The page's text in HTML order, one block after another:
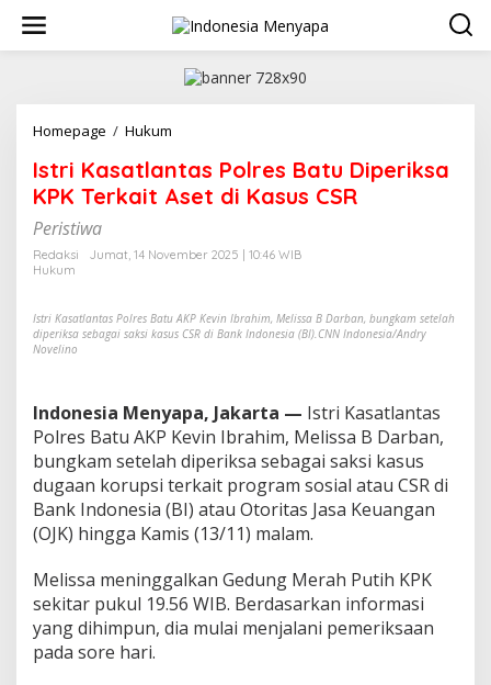
w
Homepage / Hukum
t
r
a
l
a
s
P
o
l
r
e
s
a
t
u
Istri Kasatlantas Polres Batu Diperiksa
KPK Terkait Aset di Kasus CSR
Peristiwa
Redaksi
Jumat, 14 November 2025 | 10:46 WIB
Hukum
Istri Kasatlantas Polres Batu AKP Kevin Ibrahim, Melissa B Darban, bungkam setelah
diperiksa sebagai saksi kasus CSR di Bank Indonesia (BI).CNN Indonesia/Andry
Novelino
Indonesia Menyapa, Jakarta — Istri Kasatlantas
Polres Batu AKP Kevin Ibrahim, Melissa B Darban,
bungkam setelah diperiksa sebagai saksi kasus
dugaan korupsi terkait program sosial atau CSR di
Bank Indonesia (BI) atau Otoritas Jasa Keuangan
(OJK) hingga Kamis (13/11) malam.
Melissa meninggalkan Gedung Merah Putih KPK
sekitar pukul 19.56 WIB. Berdasarkan informasi
yang dihimpun, dia mulai menjalani pemeriksaan
pada sore hari.